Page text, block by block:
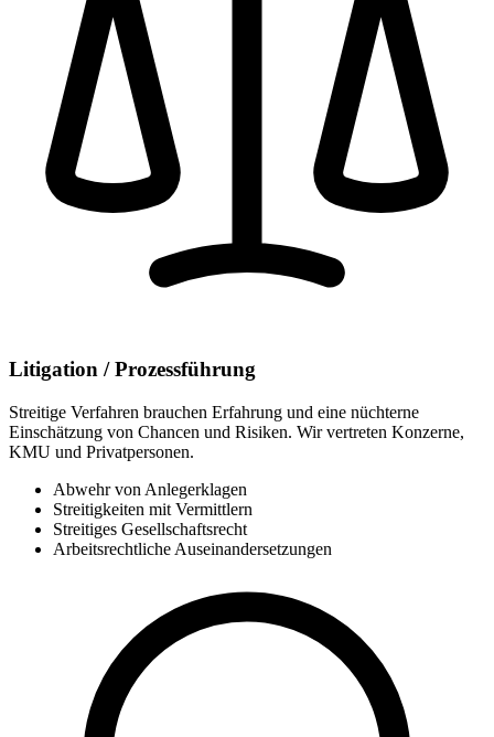
Litigation / Prozessführung
Streitige Verfahren brauchen Erfahrung und eine nüchterne
Einschätzung von Chancen und Risiken. Wir vertreten Konzerne,
KMU und Privatpersonen.
Abwehr von Anlegerklagen
Streitigkeiten mit Vermittlern
Streitiges Gesellschaftsrecht
Arbeitsrechtliche Auseinandersetzungen